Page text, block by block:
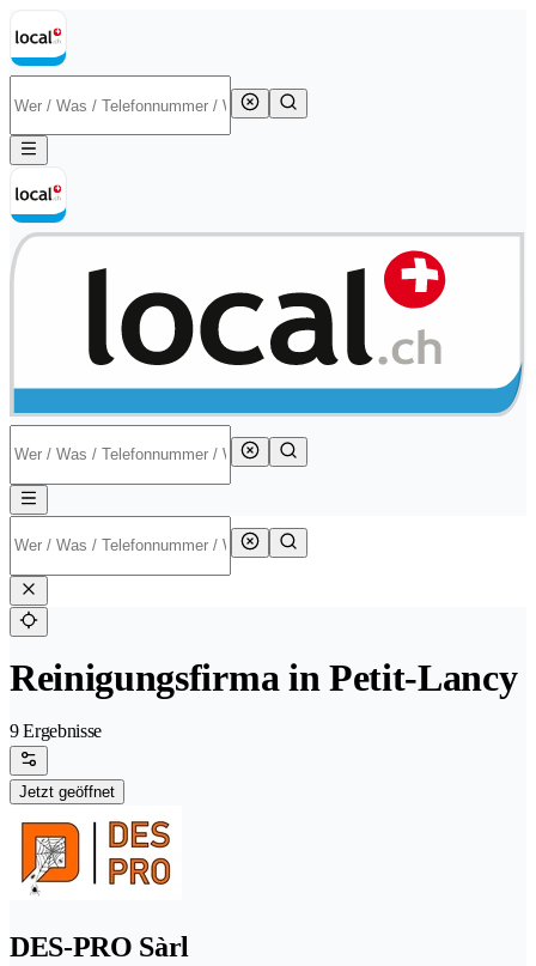
Reinigungsfirma in Petit-Lancy
9 Ergebnisse
Jetzt geöffnet
DES-PRO Sàrl